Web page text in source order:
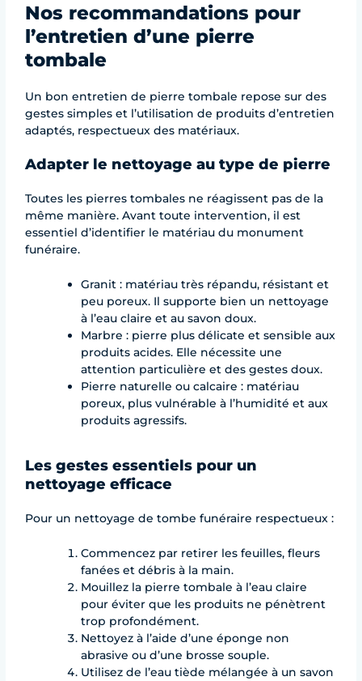
Nos recommandations pour
l’entretien d’une pierre
tombale
Un bon entretien de pierre tombale repose sur des
gestes simples et l’utilisation de produits d’entretien
adaptés, respectueux des matériaux.
Adapter le nettoyage au type de pierre
Toutes les pierres tombales ne réagissent pas de la
même manière. Avant toute intervention, il est
essentiel d’identifier le matériau du monument
funéraire.
Granit : matériau très répandu, résistant et
peu poreux. Il supporte bien un nettoyage
à l’eau claire et au savon doux.
Marbre : pierre plus délicate et sensible aux
produits acides. Elle nécessite une
attention particulière et des gestes doux.
Pierre naturelle ou calcaire : matériau
poreux, plus vulnérable à l’humidité et aux
produits agressifs.
Les gestes essentiels pour un
nettoyage efficace
Pour un nettoyage de tombe funéraire respectueux :
Commencez par retirer les feuilles, fleurs
fanées et débris à la main.
Mouillez la pierre tombale à l’eau claire
pour éviter que les produits ne pénètrent
trop profondément.
Nettoyez à l’aide d’une éponge non
abrasive ou d’une brosse souple.
Utilisez de l’eau tiède mélangée à un savon